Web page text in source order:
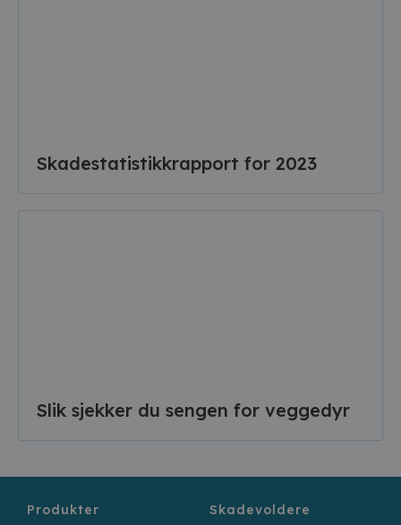
Skadestatistikkrapport for 2023
Slik sjekker du sengen for veggedyr
Produkter Skadevoldere